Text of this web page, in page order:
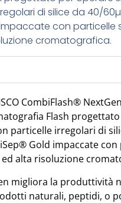
di silice da 40/
con particelle
cromatografica.
CombiFlash®
Flash
particelle irregolari di
Gold impaccate
alta risoluzione
migliora la produttività
naturali, peptidi, o